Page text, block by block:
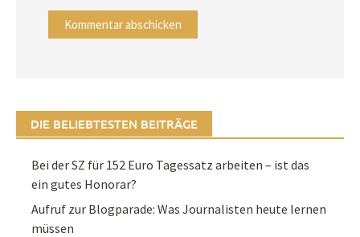
DIE BELIEBTESTEN BEITRÄGE
Bei der SZ für 152 Euro Tagessatz arbeiten – ist das
ein gutes Honorar?
Aufruf zur Blogparade: Was Journalisten heute lernen
müssen